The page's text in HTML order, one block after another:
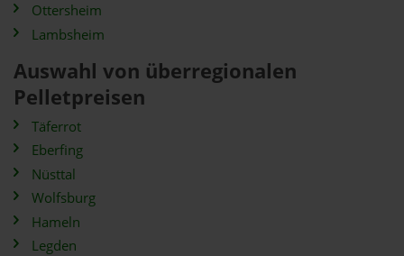
Ottersheim
Lambsheim
Auswahl von überregionalen
Pelletpreisen
Täferrot
Eberfing
Nüsttal
Wolfsburg
Hameln
Legden